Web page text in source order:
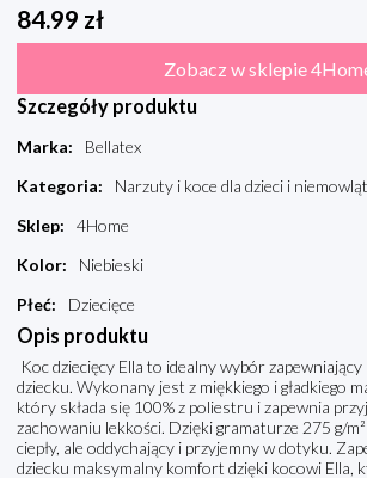
84.99 zł
Zobacz w sklepie
Szczegóły produktu
Marka:
Bellatex
Kategoria:
Narzuty i koce dla dzieci i niemowląt
Sklep:
4Home
Kolor:
Niebieski
Płeć: Dziecięce
Opis produktu
Koc dziecięcy Ella to idealny wybór
dziecku. Wykonany jest z miękkiego i gładkiego
który składa się 100% z poliestru i zapewnia
zachowaniu lekkości. Dzięki gramaturze 275 g/
ciepły, ale oddychający i przyjemny w dotyku.
dziecku maksymalny komfort dzięki kocowi Ella,